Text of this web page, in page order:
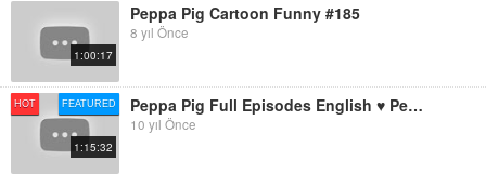
1:00:17
Peppa Pig Cartoon Funny #185
8 yıl Önce
HOT FEATURED
1:15:32
Peppa Pig Full Episodes English ♥ Peppa Pig Español Temporada ♥ Animation 2015 Cartoon Disney HD
10 yıl Önce